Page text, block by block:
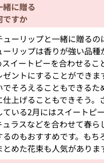
に贈る
ですか
ーリップと一緒に贈るの
リップは香りが強い品種
イートピーを合わせるこ
ントにすることができま
でそろえることもできるた
上げることもできそう。
いる2月にはスイートピ
ラスなどを合わせて春ら
のもおすすめです。もち
めた花束も人気がありま